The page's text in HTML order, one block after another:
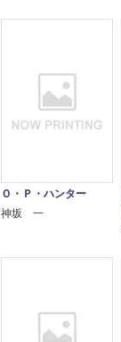
Ｏ・Ｐ・ハンター
神坂 一